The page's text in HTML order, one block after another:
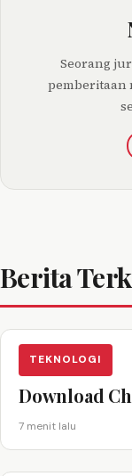
Seorang
pemberitaan
Berita
TEKNOLOGI
Download
7 menit lalu